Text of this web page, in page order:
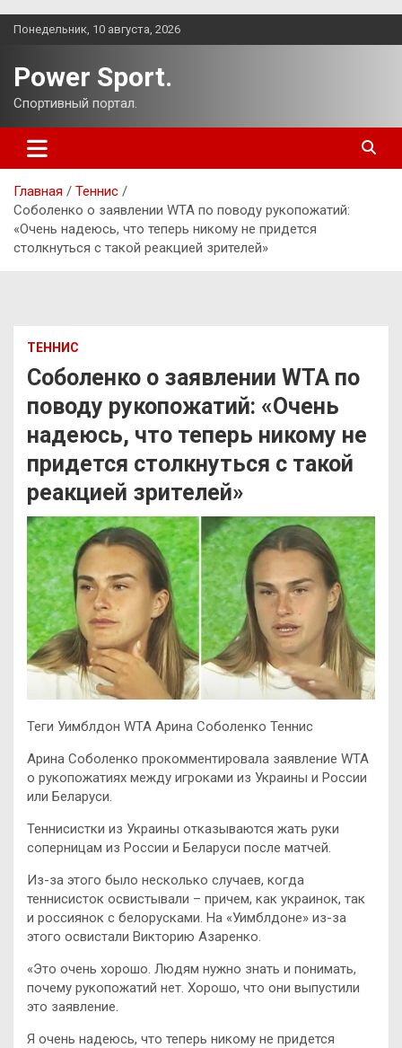
Перейти
Понедельник, 10 августа, 2026
Power Sport.
Спортивный портал.
Главная
Теннис
Соболенко о заявлении WTA по поводу рукопожатий:
«Очень надеюсь, что теперь никому не придется
столкнуться с такой реакцией зрителей»
ТЕННИС
Соболенко о заявлении WTA по
поводу рукопожатий: «Очень
надеюсь, что теперь никому не
придется столкнуться с такой
реакцией зрителей»
Теги Уимблдон WTA Арина Соболенко Теннис
Арина Соболенко прокомментировала заявление WTA
о рукопожатиях между игроками из Украины и России
или Беларуси.
Теннисистки из Украины отказываются жать руки
соперницам из России и Беларуси после матчей.
Из-за этого было несколько случаев, когда
теннисисток освистывали – причем, как украинок, так
и россиянок с белорусками. На «Уимблдоне» из-за
этого освистали Викторию Азаренко.
«Это очень хорошо. Людям нужно знать и понимать,
почему рукопожатий нет. Хорошо, что они выпустили
это заявление.
Я очень надеюсь, что теперь никому не придется